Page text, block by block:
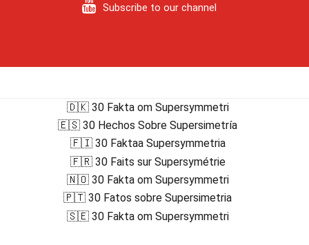
Subscribe to our channel
🇩🇰 30 Fakta om Supersymmetri
🇪🇸 30 Hechos Sobre Supersimetría
🇫🇮 30 Faktaa Supersymmetria
🇫🇷 30 Faits sur Supersymétrie
🇳🇴 30 Fakta om Supersymmetri
🇵🇹 30 Fatos sobre Supersimetria
🇸🇪 30 Fakta om Supersymmetri